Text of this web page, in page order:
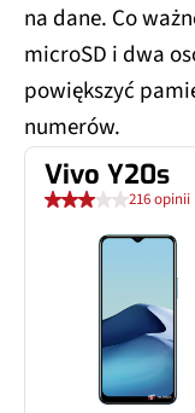
na dane. Co
microSD i dwa
powiększyć
numerów.
Vivo Y20s
216 opinii